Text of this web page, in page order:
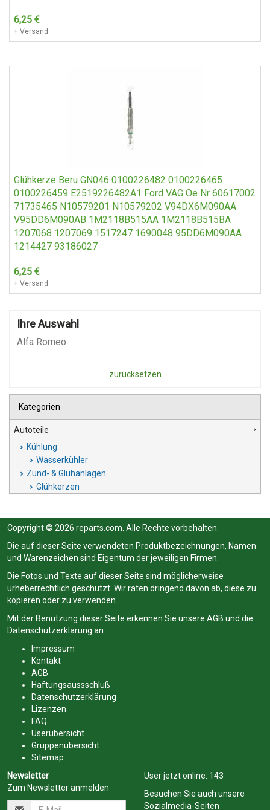
6,25 €
+ Versand
Glühkerze Beru GN046 0100226482 0100226465
0100226459 E2519226482A1 Ford VAG Oe Nr 60617002
71735465 N10579201 N10579202 V94DX6M090AA
V95DD6M090AB 1M2118B515AA 1M2118B515BA
1207068 1207069 1517247 1690048 95DD6M090AA
1214427 93186027
6,25 €
+ Versand
Ihre Auswahl
Alfa Romeo
zurücksetzen
Kategorien
Autoteile
Kühlung
Wasserkühler
Zünd- & Glühanlagen
Glühkerzen
Copyright © 2026 reparts.com. Alle Rechte vorbehalten.
Die auf dieser Seite verwendeten Produktbezeichnungen, Namen
und Warenzeichen sind Eigentum der jeweiligen Firmen.
Die Fotos und Texte auf dieser Seite sind möglicherweise
urheberrechtlich geschützt. Wir raten dringend davon ab, diese zu
kopieren oder zu verwenden.
Mit der Benutzung dieser Seite erkennen Sie unsere AGB und die
Datenschutzerklärung an.
Impressum
Kontakt
AGB
Haftungsaussschluß
Datenschutzerklärung
Lizenzen
FAQ
Userübersicht
Gruppenübersicht
Sitemap
Newsletter
Zum Newsletter anmelden
User jetzt online: 143
Besuchen Sie auch unsere
Sozialmedia-Seiten